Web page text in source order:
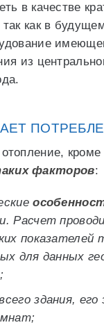
в качестве
как в
из
кроме
факторов:
Расчет
показателей
для данных
здания,